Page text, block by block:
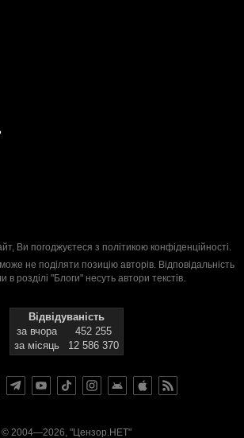
Ви погоджуєтеся з політикою конфіденційності.
не поділяти позицію авторів. Відповідальність
в розділі "Блоги" несуть автори текстів.
Відвідуваність
за вчора
452 255
за місяць
12 586 370
© 2004—2026, "Цензор.НЕТ"